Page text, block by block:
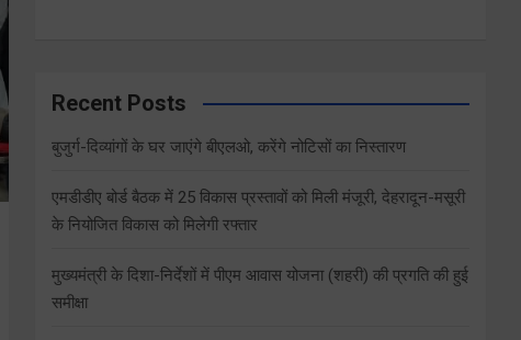
Recent Posts
बुजुर्ग-दिव्यांगों के घर जाएंगे बीएलओ, करेंगे नोटिसों का निस्तारण
एमडीडीए बोर्ड बैठक में 25 विकास प्रस्तावों को मिली मंजूरी, देहरादून-मसूरी
के नियोजित विकास को मिलेगी रफ्तार
मुख्यमंत्री के दिशा-निर्देशों में पीएम आवास योजना (शहरी) की प्रगति की हुई
समीक्षा